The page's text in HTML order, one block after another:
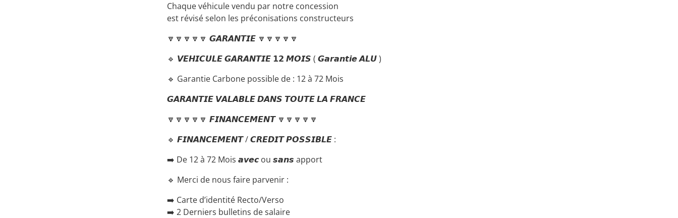
Chaque véhicule vendu par notre concession
est révisé selon les préconisations constructeurs
🔽🔽🔽🔽🔽 𝙂𝘼𝙍𝘼𝙉𝙏𝙄𝙀 🔽🔽🔽🔽🔽
🔹 𝙑𝙀𝙃𝙄𝘾𝙐𝙇𝙀 𝙂𝘼𝙍𝘼𝙉𝙏𝙄𝙀 𝟭𝟮 𝙈𝙊𝙄𝙎 ( 𝙂𝙖𝙧𝙖𝙣𝙩𝙞𝙚 𝘼𝙇𝙐 )
🔹 Garantie Carbone possible de : 12 à 72 Mois
𝙂𝘼𝙍𝘼𝙉𝙏𝙄𝙀 𝙑𝘼𝙇𝘼𝘽𝙇𝙀 𝘿𝘼𝙉𝙎 𝙏𝙊𝙐𝙏𝙀 𝙇𝘼 𝙁𝙍𝘼𝙉𝘾𝙀
🔽🔽🔽🔽🔽 𝙁𝙄𝙉𝘼𝙉𝘾𝙀𝙈𝙀𝙉𝙏 🔽🔽🔽🔽🔽
🔹 𝙁𝙄𝙉𝘼𝙉𝘾𝙀𝙈𝙀𝙉𝙏 / 𝘾𝙍𝙀𝘿𝙄𝙏 𝙋𝙊𝙎𝙎𝙄𝘽𝙇𝙀 :
➡️ De 12 à 72 Mois 𝙖𝙫𝙚𝙘 ou 𝙨𝙖𝙣𝙨 apport
🔹 Merci de nous faire parvenir :
➡️ Carte d’identité Recto/Verso
➡️ 2 Derniers bulletins de salaire